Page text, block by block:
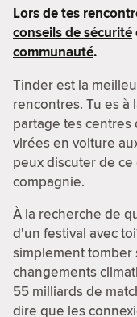
Lors de tes
conseils de sécurité
communauté.
Tinder est la
rencontres. Tu es
partage tes
virées en voiture
peux discuter de
compagnie.
À la recherche de
d'un festival avec
simplement
changements
55 milliards de
dire que les